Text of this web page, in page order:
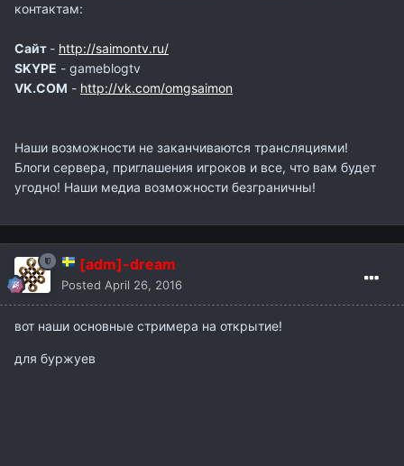
контактам:
Сайт - http://saimontv.ru/
SKYPE - gameblogtv
VK.COM - http://vk.com/omgsaimon
Наши возможности не заканчиваются трансляциями!
Блоги сервера, приглашения игроков и все, что вам будет
угодно! Наши медиа возможности безграничны!
[adm]-dream
Posted April 26, 2016
вот наши основные стримера на открытие!
для буржуев